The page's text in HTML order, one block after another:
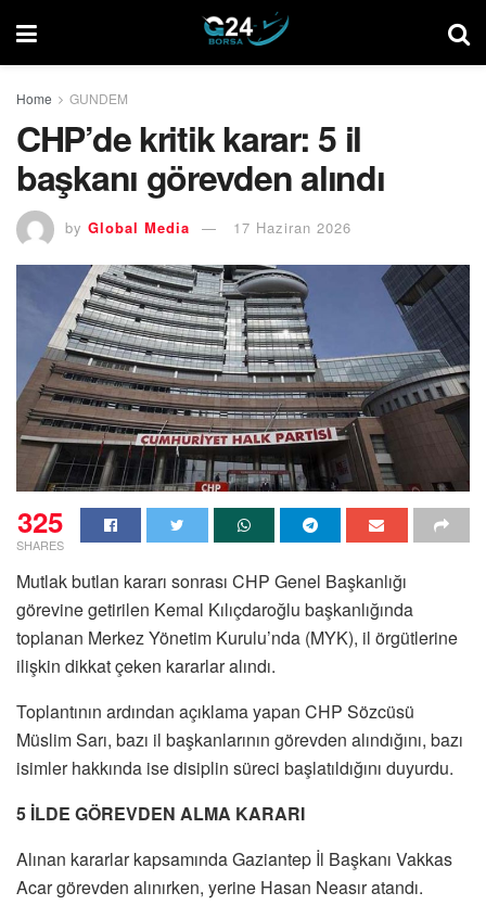
Home GUNDEM
CHP’de kritik karar: 5 il
başkanı görevden alındı
by Global Media 17 Haziran 2026
325
SHARES
Mutlak butlan kararı sonrası CHP Genel Başkanlığı
görevine getirilen Kemal Kılıçdaroğlu başkanlığında
toplanan Merkez Yönetim Kurulu’nda (MYK), il örgütlerine
ilişkin dikkat çeken kararlar alındı.
Toplantının ardından açıklama yapan CHP Sözcüsü
Müslim Sarı, bazı il başkanlarının görevden alındığını, bazı
isimler hakkında ise disiplin süreci başlatıldığını duyurdu.
5 İLDE GÖREVDEN ALMA KARARI
Alınan kararlar kapsamında Gaziantep İl Başkanı Vakkas
Acar görevden alınırken, yerine Hasan Neasır atandı.